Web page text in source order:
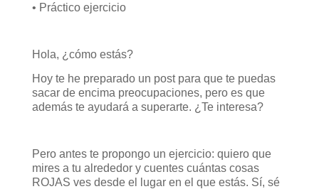
• Práctico ejercicio
Hola, ¿cómo estás?
Hoy te he preparado un post para que te puedas
sacar de encima preocupaciones, pero es que
además te ayudará a superarte. ¿Te interesa?
Pero antes te propongo un ejercicio: quiero que
mires a tu alrededor y cuentes cuántas cosas
ROJAS ves desde el lugar en el que estás. Sí, sé